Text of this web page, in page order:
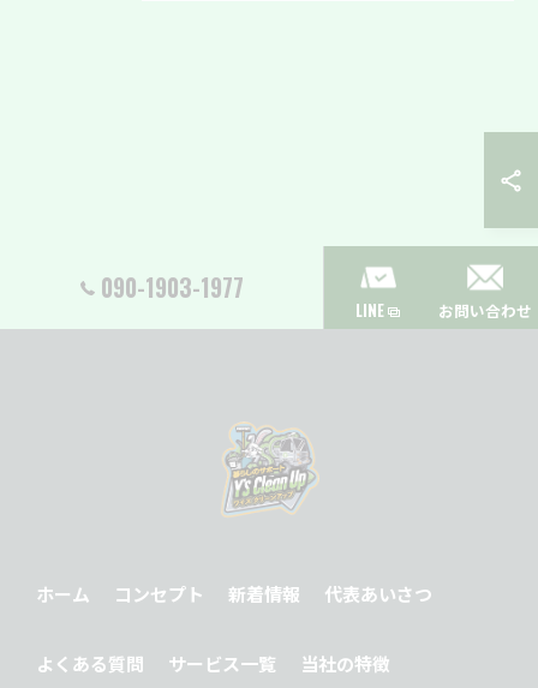
090-1903-1977
LINE お問い合わせ
ホーム コンセプト 新着情報 代表あいさつ
よくある質問 サービス一覧 当社の特徴